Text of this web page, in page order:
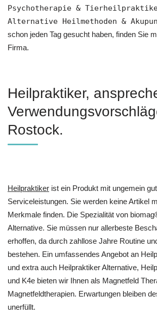
‎Psychotherapie &
Alternative Heilmethoden &
schon jeden Tag gesucht haben, finden Sie
Firma.
Heilpraktiker,
Rostock.
Heilpraktiker ist ein Produkt mit ungemein
Serviceleistungen. Sie werden keine Artikel
Merkmale finden. Die Spezialität von
Alternative. Sie müssen nur allerbeste
erhoffen, da durch zahllose Jahre Routine
bestehen. Ein umfassendes Angebot an
und extra auch Heilpraktiker Alternative,
und K4e bieten wir Ihnen als Magnetfeld
Magnetfeldtherapien. Erwartungen bleiben
unerfüllt.